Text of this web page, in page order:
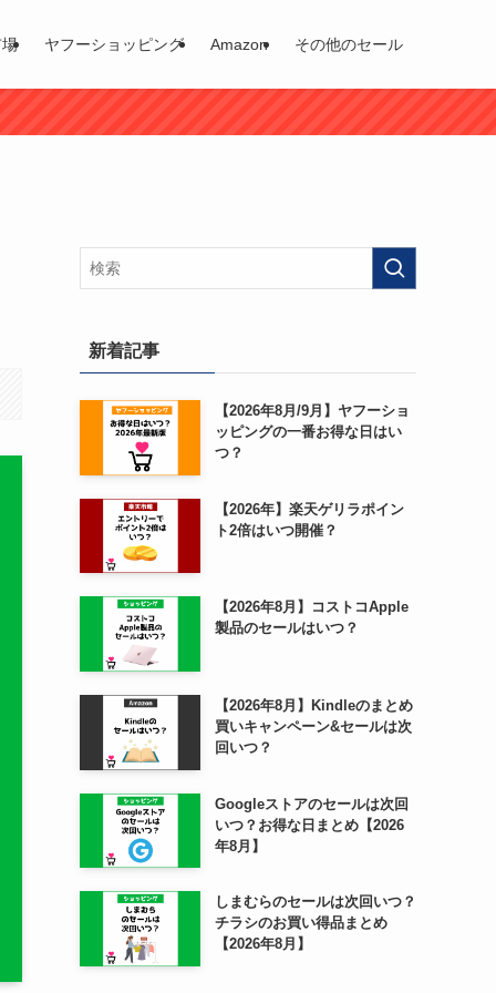
ヤフーショッピング Amazon その他のセール
新着記事
【2026年8月/9月】ヤフーショ
ッピングの一番お得な日はい
つ？
【2026年】楽天ゲリラポイン
ト2倍はいつ開催？
【2026年8月】コストコApple
製品のセールはいつ？
【2026年8月】Kindleのまとめ
買いキャンペーン&セールは次
回いつ？
Googleストアのセールは次回
いつ？お得な日まとめ【2026
年8月】
しまむらのセールは次回いつ？
チラシのお買い得品まとめ
【2026年8月】